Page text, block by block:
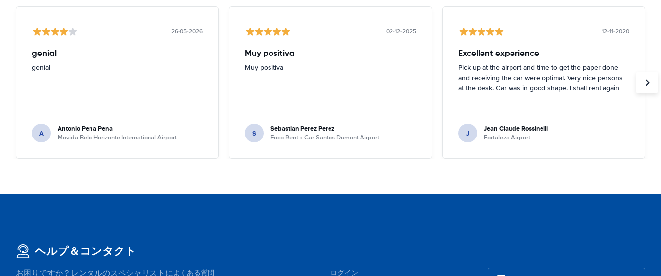
26-05-2026
genial
genial
A Antonio Pena Pena
Movida Belo Horizonte International Airport
02-12-2025
Muy positiva
Muy positiva
S Sebastian Perez Perez
Foco Rent a Car Santos Dumont Airport
12-11-2020
Excellent experience
Pick up at the airport and time to get the paper done
and receiving the car were optimal. Very nice persons
at the desk. Car was in good shape. I shall rent again
J Jean Claude Rossinelli
Fortaleza Airport
ヘルプ＆コンタクト
お困りですか？レンタルのスペシャリストによくある質問 ログイン